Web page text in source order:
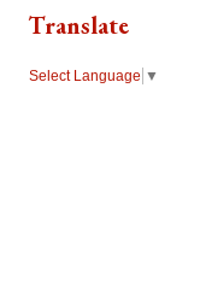
Translate
Select Language ▼